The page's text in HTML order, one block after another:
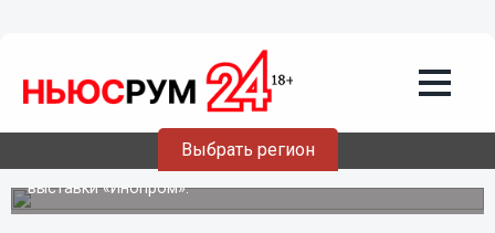
Выбрать регион
26.04.202214:50
Мининский университет заключил
соглашения с 7 вузами Узбекистана
Церемония состоялась в рамках международной
выставки «Инопром».